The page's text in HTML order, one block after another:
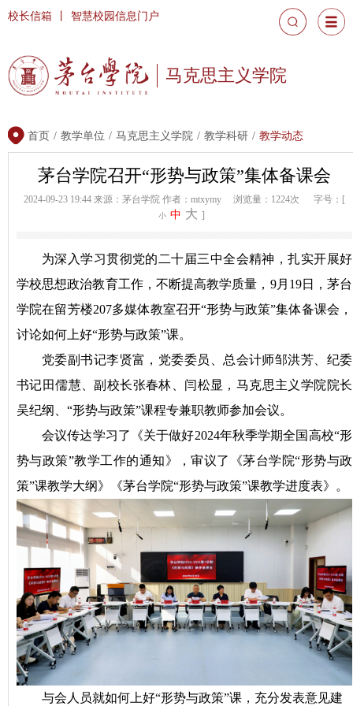
马克思主义学院
校长信箱 智慧校园信息门户
首页 / 教学单位 / 马克思主义学院 / 教学科研 / 教学动态
茅台学院召开“形势与政策”集体备课会
2024-09-23 19:44 来源：茅台学院 作者：mtxymy 浏览量：1224次 字号：[
小 中 大 ]
为深入学习贯彻党的二十届三中全会精神，扎实开展好
学校思想政治教育工作，不断提高教学质量，9月19日，茅台
学院在留芳楼207多媒体教室召开“形势与政策”集体备课会，
讨论如何上好“形势与政策”课。
党委副书记李贤富，党委委员、总会计师邹洪芳、纪委
书记田儒慧、副校长张春林、闫松显，马克思主义学院院长
吴纪纲、“形势与政策”课程专兼职教师参加会议。
会议传达学习了《关于做好2024年秋季学期全国高校“形
势与政策”教学工作的通知》，审议了《茅台学院“形势与政
策”课教学大纲》《茅台学院“形势与政策”课教学进度表》。
与会人员就如何上好“形势与政策”课，充分发表意见建